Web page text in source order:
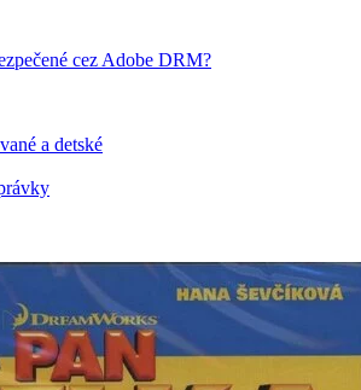
cez Adobe DRM?
a detské